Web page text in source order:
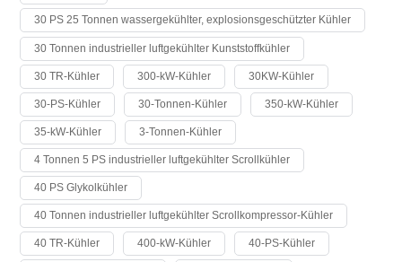
30 PS 25 Tonnen wassergekühlter, explosionsgeschützter Kühler
30 Tonnen industrieller luftgekühlter Kunststoffkühler
30 TR-Kühler 300-kW-Kühler 30KW-Kühler
30-PS-Kühler 30-Tonnen-Kühler 350-kW-Kühler
35-kW-Kühler 3-Tonnen-Kühler
4 Tonnen 5 PS industrieller luftgekühlter Scrollkühler
40 PS Glykolkühler
40 Tonnen industrieller luftgekühlter Scrollkompressor-Kühler
40 TR-Kühler 400-kW-Kühler 40-PS-Kühler